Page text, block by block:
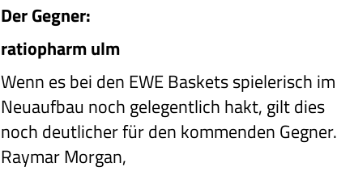
Der Gegner:
ratiopharm ulm
Wenn es bei den EWE Baskets spielerisch im
Neuaufbau noch gelegentlich hakt, gilt dies
noch deutlicher für den kommenden Gegner.
Raymar Morgan,